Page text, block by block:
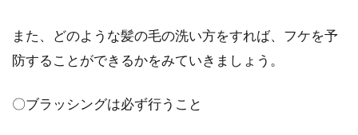
男のロマンに「バイク」を挙げる方もいるので
はないでしょうか。しかし、最近ではある理由
また、どのような髪の毛の洗い方をすれば、フケを予
防することができるかをみていきましょう。
〇ブラッシングは必ず行うこと